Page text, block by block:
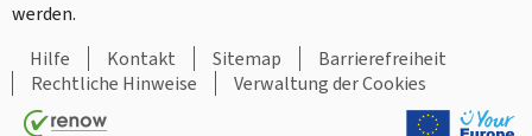
werden.
Hilfe
Kontakt Sitemap
Barrierefreiheit
Rechtliche Hinweise
Verwaltung der Cookies